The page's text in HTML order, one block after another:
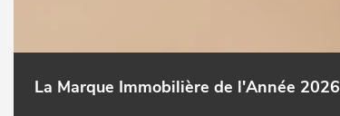
La Marque Immobilière de l'Année 2026